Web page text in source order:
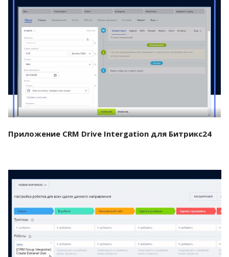
Смотреть проект
Приложение CRM Drive Intergation для Битрикс24
Смотреть проект